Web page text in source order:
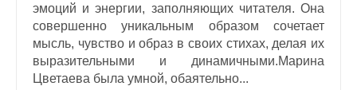
эмоций и энергии, заполняющих читателя. Она
совершенно уникальным образом сочетает
мысль, чувство и образ в своих стихах, делая их
выразительными и динамичными.Марина
Цветаева была умной, обаятельно...